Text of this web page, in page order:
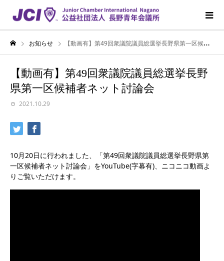
お知らせ 【動画有】第49回衆議院議員総選挙長野県第一区候補者ネット討論会
【動画有】第49回衆議院議員総選挙長野
県第一区候補者ネット討論会
2021.10.29
10月20日に行われました、「第49回衆議院議員総選挙長野県第
一区候補者ネット討論会」をYouTube(字幕有)、ニコニコ動画よ
りご覧いただけます。